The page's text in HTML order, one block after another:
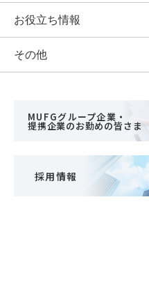
お役立ち情報
その他
MUFGグループ企業・
提携企業のお勤めの皆さま
採用情報